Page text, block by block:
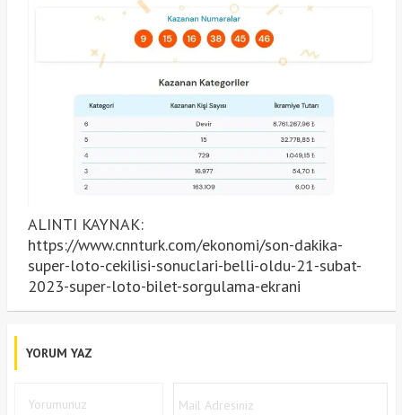
ALINTI KAYNAK:
https://www.cnnturk.com/ekonomi/son-dakika-
super-loto-cekilisi-sonuclari-belli-oldu-21-subat-
2023-super-loto-bilet-sorgulama-ekrani
YORUM YAZ